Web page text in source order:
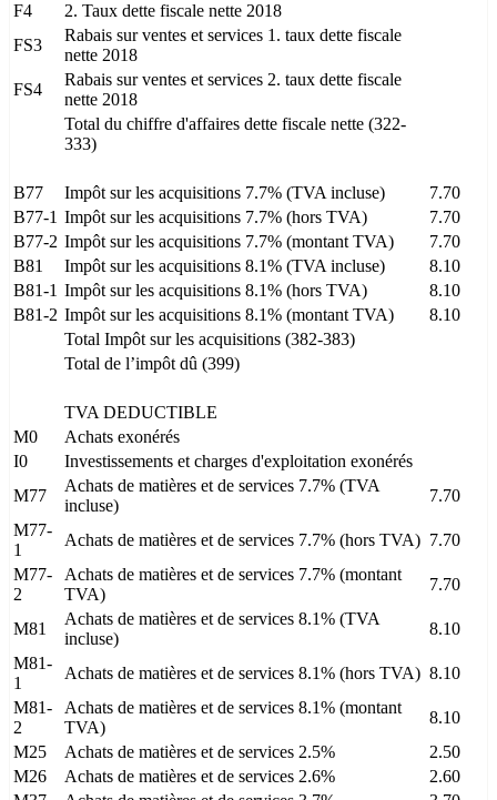
F4
2. Taux dette fiscale nette 2018
FS3
Rabais sur ventes et services 1. taux dette fiscale
nette 2018
FS4
Rabais sur ventes et services 2. taux dette fiscale
nette 2018
Total du chiffre d'affaires dette fiscale nette (322-
333)
B77 Impôt sur les acquisitions 7.7% (TVA incluse)
7.70
B77-1 Impôt sur les acquisitions 7.7% (hors TVA)
7.70
B77-2 Impôt sur les acquisitions 7.7% (montant TVA)
7.70
B81
Impôt sur les acquisitions 8.1% (TVA incluse)
8.10
B81-1 Impôt sur les acquisitions 8.1% (hors TVA)
8.10
B81-2 Impôt sur les acquisitions 8.1% (montant TVA)
8.10
Total Impôt sur les acquisitions (382-383)
Total de l’impôt dû (399)
TVA DEDUCTIBLE
M0
Achats exonérés
I0
Investissements et charges d'exploitation exonérés
M77
Achats de matières et de services 7.7% (TVA
incluse)
7.70
M77-
1
Achats de matières et de services 7.7% (hors TVA) 7.70
M77-
2
Achats de matières et de services 7.7% (montant
TVA)
7.70
M81
Achats de matières et de services 8.1% (TVA
incluse)
8.10
M81-
1
Achats de matières et de services 8.1% (hors TVA) 8.10
M81-
2
Achats de matières et de services 8.1% (montant
TVA)
8.10
M25
Achats de matières et de services 2.5%
2.50
M26
Achats de matières et de services 2.6%
2.60